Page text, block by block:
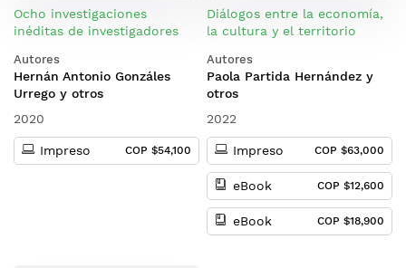
Ocho investigaciones
inéditas de investigadores
Autores
Hernán Antonio Gonzáles
Urrego y otros
2020
Impreso COP $54,100
Diálogos entre la economía,
la cultura y el territorio
Autores
Paola Partida Hernández y
otros
2022
Impreso COP $63,000
eBook COP $12,600
eBook COP $18,900